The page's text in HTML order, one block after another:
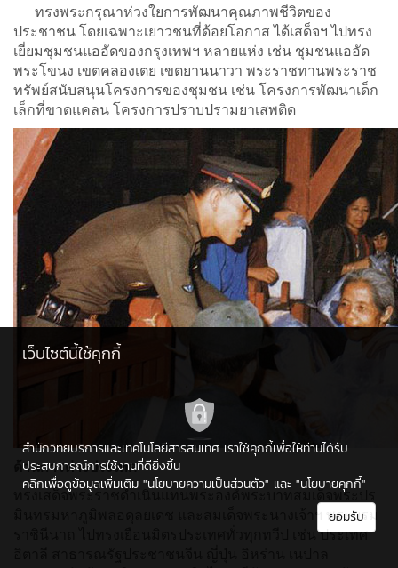
ทรงพระกรุณาห่วงใยการพัฒนาคุณภาพชีวิตของ
ประชาชน โดยเฉพาะเยาวชนที่ด้อยโอกาส ได้เสด็จฯ ไปทรง
เยี่ยมชุมชนแออัดของกรุงเทพฯ หลายแห่ง เช่น ชุมชนแออัด
พระโขนง เขตคลองเตย เขตยานนาวา พระราชทานพระราช
ทรัพย์สนับสนุนโครงการของชุมชน เช่น โครงการพัฒนาเด็ก
เล็กที่ขาดแคลน โครงการปราบปรามยาเสพติด
ด้านการต่างประเทศ
ทรงเสด็จพระราชดำเนินแทนพระองค์พระบาทสมเด็จพระปร
มินทรมหาภูมิพลอดุลยเดช และสมเด็จพระนางเจ้าฯ พระบรม
ราชินีนาถ ไปทรงเยือนมิตรประเทศทั่วทุกทวีป เช่น ประเทศ
เว็บไซต์นี้ใช้คุกกี้
สำนักวิทยบริการและเทคโนโลยีสารสนเทศ เราใช้คุกกี้เพื่อให้ท่านได้รับ
ประสบการณ์การใช้งานที่ดียิ่งขึ้น
คลิกเพื่อดูข้อมูลเพิ่มเติม "นโยบายความเป็นส่วนตัว" และ "นโยบายคุกกี้"
ยอมรับ